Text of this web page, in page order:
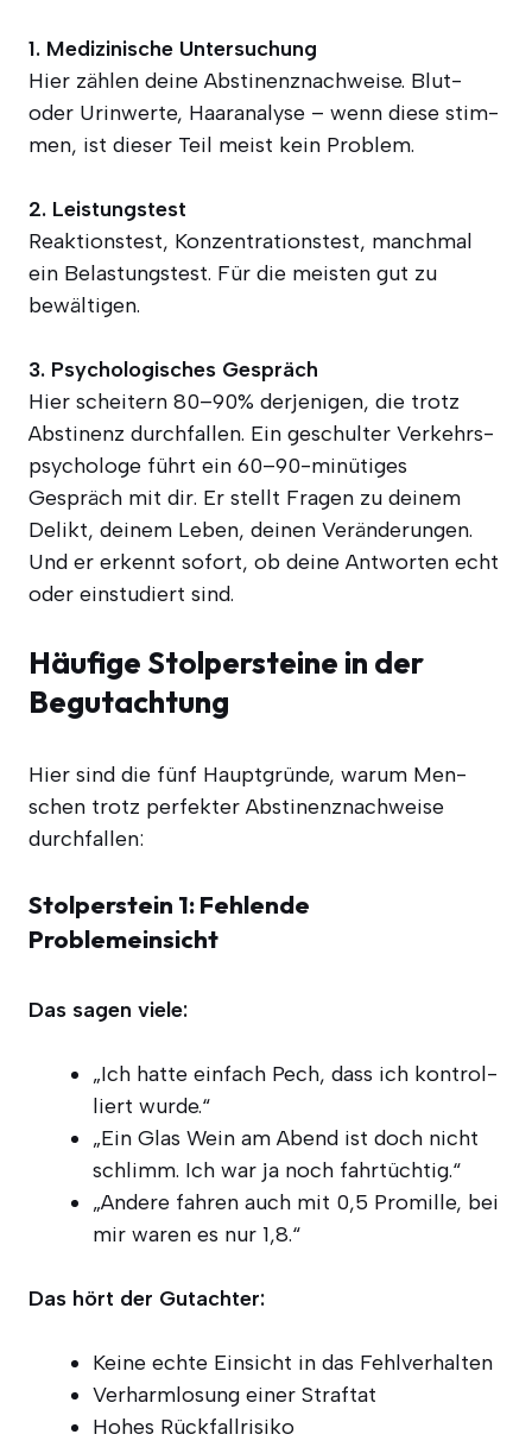
1. Medi­zi­ni­sche Unter­su­chung
Hier zäh­len dei­ne Abs­ti­nenz­nach­wei­se. Blut-
oder Urin­wer­te, Haar­ana­ly­se – wenn die­se stim­
men, ist die­ser Teil meist kein Problem.
2. Leis­tungs­test
Reak­ti­ons­test, Kon­zen­tra­ti­ons­test, manch­mal
ein Belas­tungs­test. Für die meis­ten gut zu
bewältigen.
3. Psy­cho­lo­gi­sches Gespräch
Hier schei­tern 80–90% der­je­ni­gen, die trotz
Abs­ti­nenz durch­fal­len. Ein geschul­ter Ver­kehrs­
psy­cho­lo­ge führt ein 60–90-minütiges
Gespräch mit dir. Er stellt Fra­gen zu dei­nem
Delikt, dei­nem Leben, dei­nen Ver­än­de­run­gen.
Und er erkennt sofort, ob dei­ne Ant­wor­ten echt
oder ein­stu­diert sind.
Häufige Stolpersteine in der
Begutachtung
Hier sind die fünf Haupt­grün­de, war­um Men­
schen trotz per­fek­ter Abs­ti­nenz­nach­wei­se
durchfallen:
Stolperstein 1: Fehlende
Problemeinsicht
Das sagen viele:
„Ich hat­te ein­fach Pech, dass ich kon­trol­
liert wurde.“
„Ein Glas Wein am Abend ist doch nicht
schlimm. Ich war ja noch fahrtüchtig.“
„Ande­re fah­ren auch mit 0,5 Pro­mil­le, bei
mir waren es nur 1,8.“
Das hört der Gutachter:
Kei­ne ech­te Ein­sicht in das Fehlverhalten
Ver­harm­lo­sung einer Straftat
Hohes Rück­fall­ri­si­ko